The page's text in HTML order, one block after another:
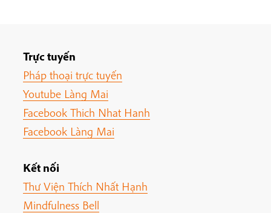
Trực tuyến
Pháp thoại trực tuyến
Youtube Làng Mai
Facebook Thich Nhat Hanh
Facebook Làng Mai
Kết nối
Thư Viện Thích Nhất Hạnh
Mindfulness Bell